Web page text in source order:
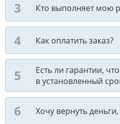
Кто выполняет мою
Как оплатить заказ?
Есть ли гарантии,
в установленный
Хочу вернуть